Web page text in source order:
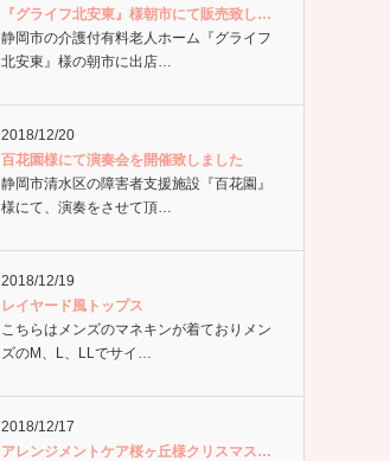
『グライフ北安東』様朝市にて販売致し…
静岡市の介護付有料老人ホーム『グライフ
北安東』様の朝市に出店…
2018/12/20
百花園様にて演奏会を開催致しました
静岡市清水区の障害者支援施設『百花園』
様にて、演奏をさせて頂…
2018/12/19
レイヤード風トップス
こちらはメンズのマネキンが着ておりメン
ズのM、L、LLでサイ…
2018/12/17
アレンジメントケア桜ヶ丘様クリスマス…